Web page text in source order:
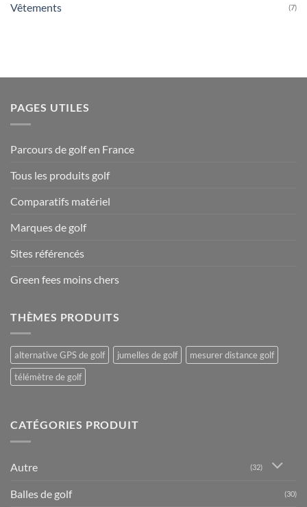
Vêtements (7)
PAGES UTILES
Parcours de golf en France
Tous les produits golf
Comparatifs matériel
Marques de golf
Sites référencés
Green fees moins chers
THÈMES PRODUITS
alternative GPS de golf jumelles de golf
mesurer distance golf
télémètre de golf
CATÉGORIES PRODUIT
Autre (32)
Balles de golf (30)